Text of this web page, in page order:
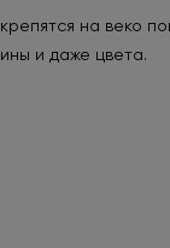
на веко
и даже цвета.